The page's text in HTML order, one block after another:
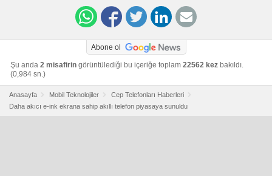
Abone ol
Şu anda 2 misafirin görüntülediği bu içeriğe toplam 22562 kez bakıldı.
(0,984 sn.)
Anasayfa Mobil Teknolojiler
Cep Telefonları Haberleri
Daha akıcı e-ink ekrana sahip akıllı telefon piyasaya sunuldu